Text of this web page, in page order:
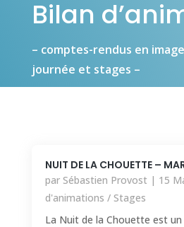
Bilan
– comptes-rendus en
journée et stages –
NUIT DE LA CHOUETTE –
par Sébastien Provost | 15
d'animations / Stages
La Nuit de la Chouette est